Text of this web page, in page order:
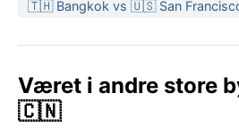
🇹🇭 Bangkok vs 🇺🇸 San
Været i andre store
🇨🇳